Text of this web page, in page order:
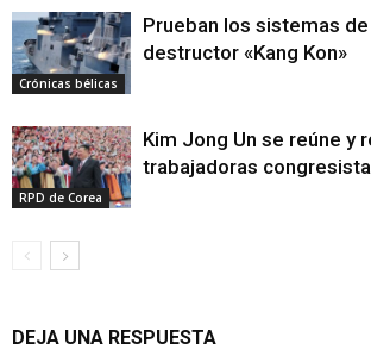
Crónicas bélicas
Prueban los sistemas
destructor «Kang Kon»
RPD de Corea
Kim Jong Un se reúne y
trabajadoras
DEJA UNA RESPUESTA